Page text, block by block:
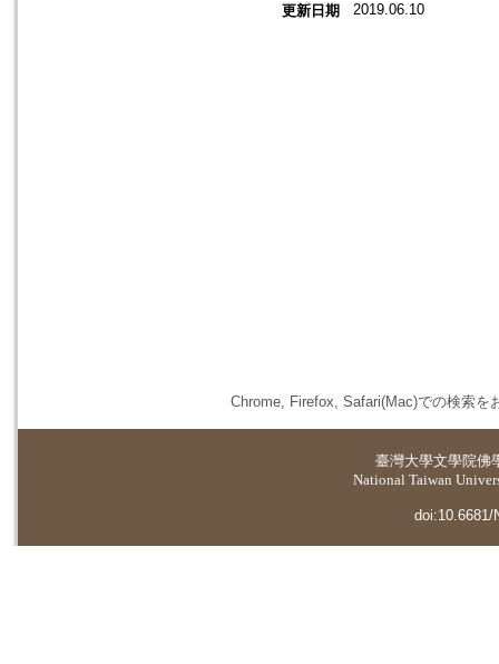
更新日期 2019.06.10
Chrome, Firefox, Safari(Mac)での検索を
臺灣大學文學院佛
National Taiwan
doi:10.6681/